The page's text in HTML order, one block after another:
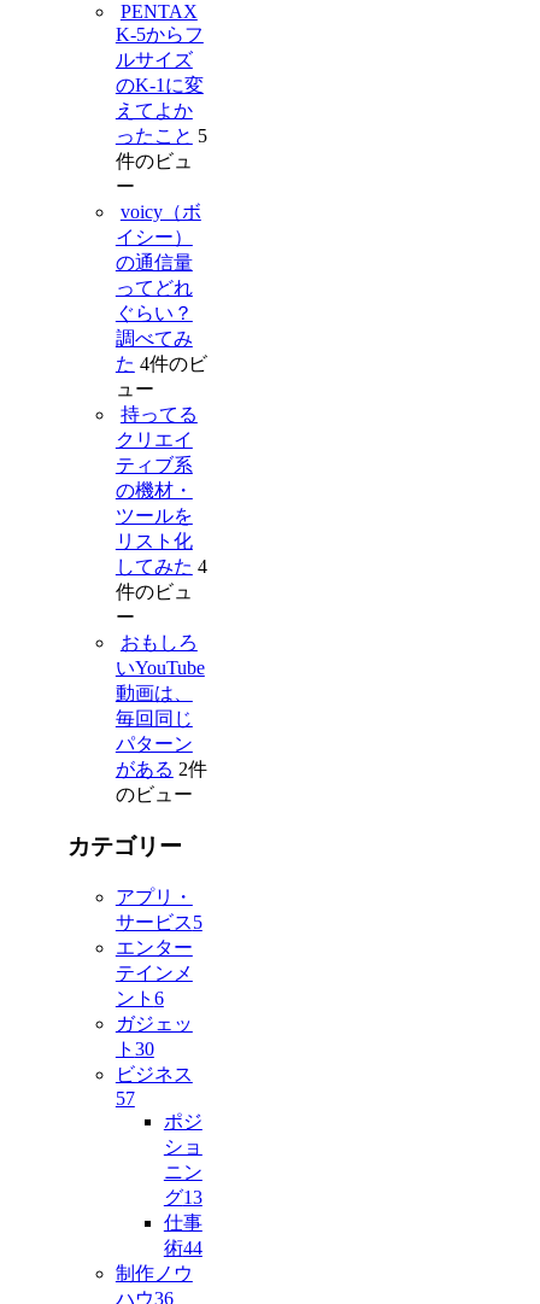
PENTAX
K-5からフ
ルサイズ
のK-1に変
えてよか
ったこと 5
件のビュ
ー
voicy（ボ
イシー）
の通信量
ってどれ
ぐらい？
調べてみ
た 4件のビ
ュー
持ってる
クリエイ
ティブ系
の機材・
ツールを
リスト化
してみた 4
件のビュ
ー
おもしろ
いYouTube
動画は、
毎回同じ
パターン
がある 2件
のビュー
カテゴリー
アプリ・
サービス5
エンター
テインメ
ント 6
ガジェッ
ト 30
ビジネス
57
ポジ
ショ
ニン
グ13
仕事
術44
制作ノウ
ハウ36